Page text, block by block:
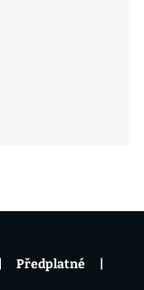
Předplatné